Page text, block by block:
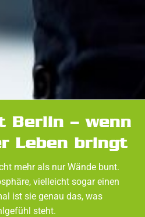
Berlin – wenn
Leben bringt
mehr als nur Wände bunt.
vielleicht sogar einen
ist sie genau das, was
steht.